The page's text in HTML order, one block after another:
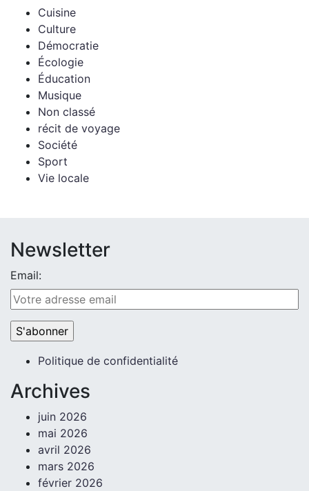
Cuisine
Culture
Démocratie
Écologie
Éducation
Musique
Non classé
récit de voyage
Société
Sport
Vie locale
Newsletter
Email:
Politique de confidentialité
Archives
juin 2026
mai 2026
avril 2026
mars 2026
février 2026